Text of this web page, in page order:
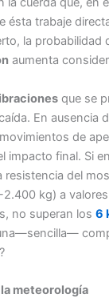
ésta trabaje
la probabilidad
aumenta
que se
En ausencia
de
impacto final. Si
resistencia del
kg) a valores
no superan los6
meteorología